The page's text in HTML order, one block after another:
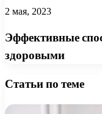
2 мая, 2023
Эффективные
здоровыми
Статьи по теме